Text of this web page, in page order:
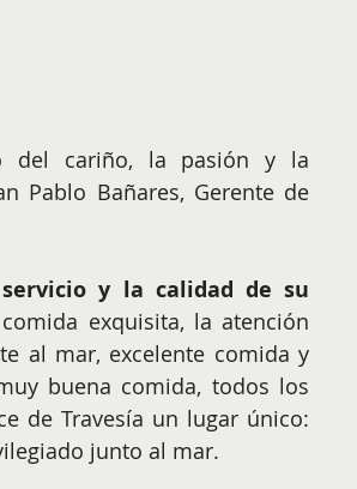
del cariño, la pasión y la
Pablo Bañares, Gerente de
y la calidad de su
exquisita, la atención
al mar, excelente comida y
buena comida, todos los
de Travesía un lugar único:
junto al mar.